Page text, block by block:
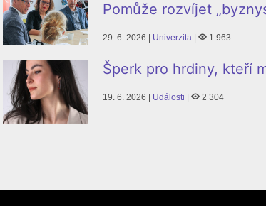
Pomůže rozvíjet
29. 6. 2026 | Univerzita 1 963
Šperk pro hrdiny, kteří
19. 6. 2026 | Události 2 304